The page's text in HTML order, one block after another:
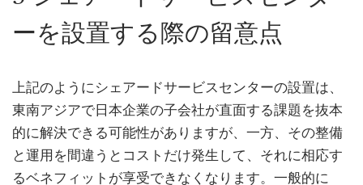
ーを設置する際の留意点
上記のようにシェアードサービスセンターの設置は、
東南アジアで日本企業の子会社が直面する課題を抜本
的に解決できる可能性がありますが、一方、その整備
と運用を間違うとコストだけ発生して、それに相応す
るベネフィットが享受できなくなります。一般的に